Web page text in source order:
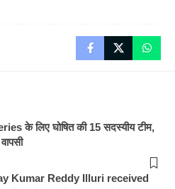
के लिए घोषित की 15 सदस्यीय टीम,
Kumar Reddy Illuri received